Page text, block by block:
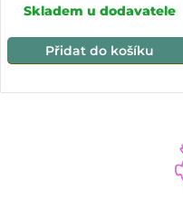
Skladem u dodavatele
Přidat do košíku